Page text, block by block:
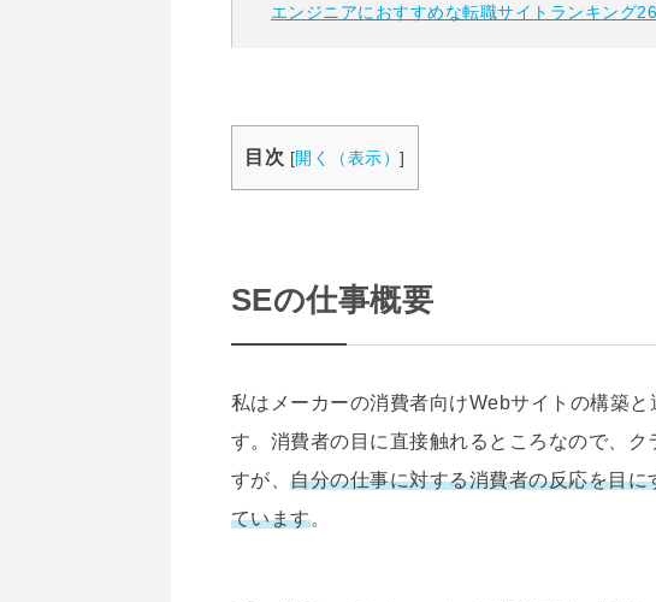
エンジニアにおすすめな転職サイトランキング
目次 [開く（表示）]
SEの仕事概要
私はメーカーの消費者向けWebサイトの構築
す。消費者の目に直接触れるところなので、
すが、自分の仕事に対する消費者の反応を目
ています。